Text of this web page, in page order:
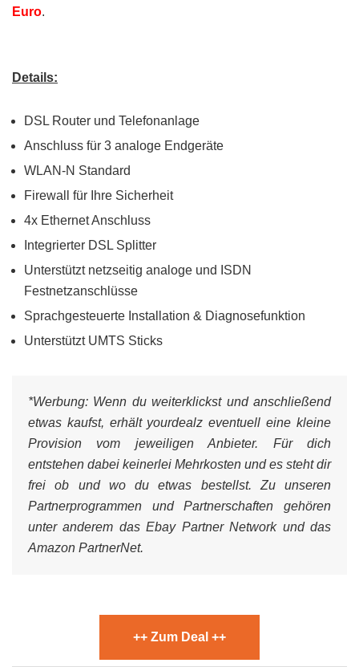
Euro.
Details:
DSL Router und Telefonanlage
Anschluss für 3 analoge Endgeräte
WLAN-N Standard
Firewall für Ihre Sicherheit
4x Ethernet Anschluss
Integrierter DSL Splitter
Unterstützt netzseitig analoge und ISDN
Festnetzanschlüsse
Sprachgesteuerte Installation & Diagnosefunktion
Unterstützt UMTS Sticks
*Werbung: Wenn du weiterklickst und anschließend
etwas kaufst, erhält yourdealz eventuell eine kleine
Provision vom jeweiligen Anbieter. Für dich
entstehen dabei keinerlei Mehrkosten und es steht dir
frei ob und wo du etwas bestellst. Zu unseren
Partnerprogrammen und Partnerschaften gehören
unter anderem das Ebay Partner Network und das
Amazon PartnerNet.
++ Zum Deal ++